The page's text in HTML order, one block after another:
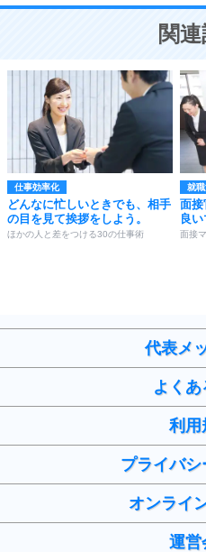
ことが大切。
関
仕事効率化
どんなに忙しいときでも、相手
の目を見て挨拶をしよう。
ほかの人と差をつける30の仕事術
就
面接
良い
面接
代表メ
よくあ
利用
プライバ
オンライ
運営